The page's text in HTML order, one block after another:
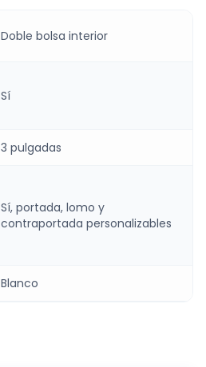
Doble bolsa interior
Sí
3 pulgadas
Sí, portada, lomo y
contraportada personalizables
Blanco